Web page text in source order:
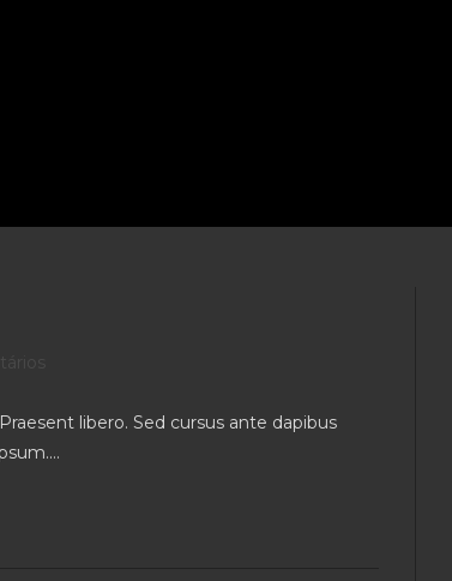
libero. Sed cursus ante dapibus